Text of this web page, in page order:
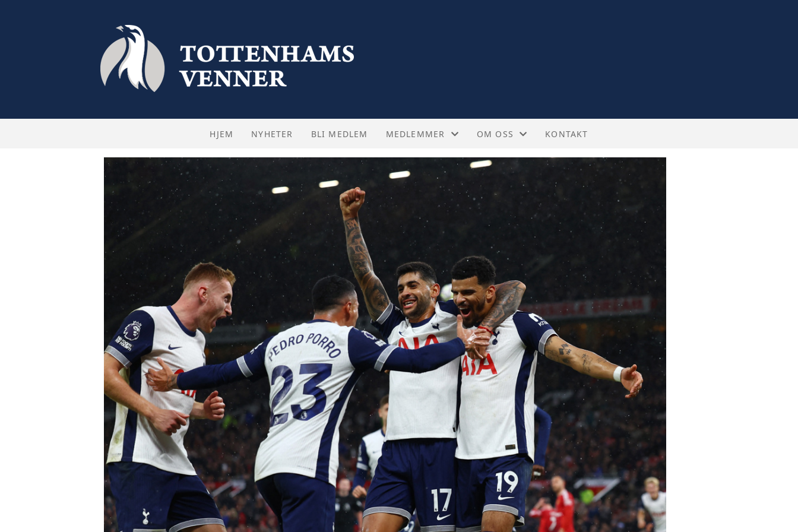
HJEM NYHETER BLI MEDLEM MEDLEMMER
FELLESTURER
KAMPBILLETTER
OFTE STILTE SPØRSMÅL - KAMPBILLETTER
SUPPORTERTREFF
ÅRSMØTE
OM OSS
STYRET
VEDTEKTER
ABOUT US - ENGLISH
KONTAKT